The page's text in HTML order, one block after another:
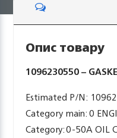
Опис товару
1096230550 –
Estimated P/N:
Category main: 0
Category: 0-50A OIL